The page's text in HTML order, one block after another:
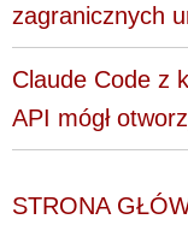
zagranicznych
Claude Code z
API mógł
STRONA